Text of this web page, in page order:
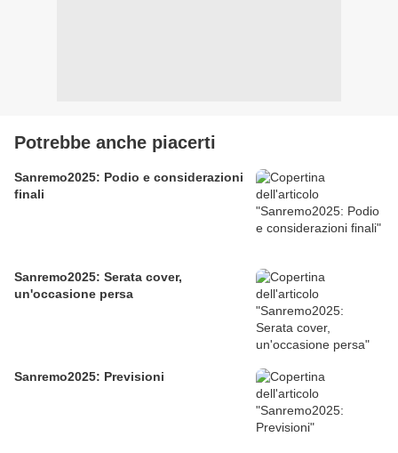
Potrebbe anche piacerti
Sanremo2025: Podio e considerazioni
finali
Sanremo2025: Serata cover,
un'occasione persa
Sanremo2025: Previsioni